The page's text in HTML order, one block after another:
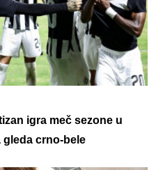
igra meč sezone u
gleda crno-bele